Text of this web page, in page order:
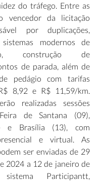
do tráfego. Entre as
vencedor da licitação
por duplicações,
modernos de
construção de
de parada, além de
pedágio com tarifas
8,92 e R$ 11,59/km.
realizadas sessões
de Santana (09),
e Brasília (13), com
e virtual. As
ser enviadas de 29
2024 a 12 de janeiro de
Participantt,